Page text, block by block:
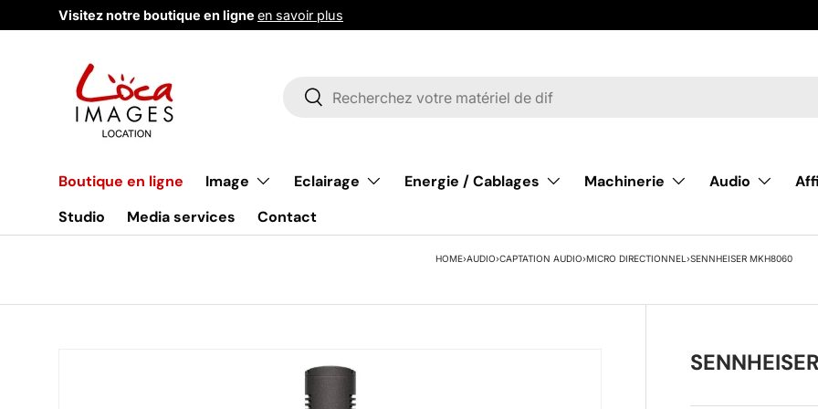
Aller au contenu
Visitez notre boutique en ligne en savoir plus
Recherche
Rechercher
Boutique en ligne Image Eclairage Energie / Cablages Machinerie Audio
Studio
Media services Contact
HOME›AUDIO›CAPTATION AUDIO›MICRO DIRECTIONNEL ›SENNHEISER MKH8060